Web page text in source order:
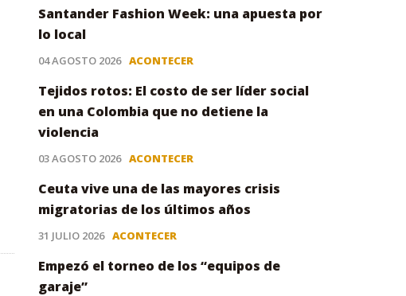
Santander Fashion Week: una apuesta por
lo local
04 AGOSTO 2026 ACONTECER
Tejidos rotos: El costo de ser líder social
en una Colombia que no detiene la
violencia
03 AGOSTO 2026 ACONTECER
Ceuta vive una de las mayores crisis
migratorias de los últimos años
31 JULIO 2026 ACONTECER
Empezó el torneo de los “equipos de
garaje”